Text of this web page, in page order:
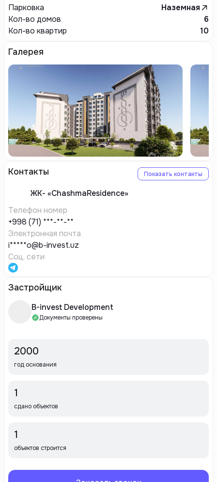
Парковка
Наземная
Кол-во домов
6
Кол-во квартир
10
Галерея
Контакты Показать контакты
ЖК- «ChashmaResidence»
Телефон номер
+998 (71) ***-**-**
Электронная почта
i*****o@b-invest.uz
Соц. сети
Застройщик
B-invest Development
Документы проверены
2000
год основания
1
сдано объектов
1
объектов строится